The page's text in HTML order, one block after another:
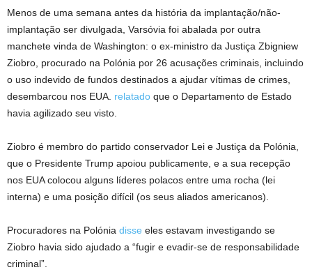
Menos de uma semana antes da história da implantação/não-
implantação ser divulgada, Varsóvia foi abalada por outra
manchete vinda de Washington: o ex-ministro da Justiça Zbigniew
Ziobro, procurado na Polónia por 26 acusações criminais, incluindo
o uso indevido de fundos destinados a ajudar vítimas de crimes,
desembarcou nos EUA. relatado que o Departamento de Estado
havia agilizado seu visto.
Ziobro é membro do partido conservador Lei e Justiça da Polónia,
que o Presidente Trump apoiou publicamente, e a sua recepção
nos EUA colocou alguns líderes polacos entre uma rocha (lei
interna) e uma posição difícil (os seus aliados americanos).
Procuradores na Polónia disse eles estavam investigando se
Ziobro havia sido ajudado a “fugir e evadir-se de responsabilidade
criminal”.